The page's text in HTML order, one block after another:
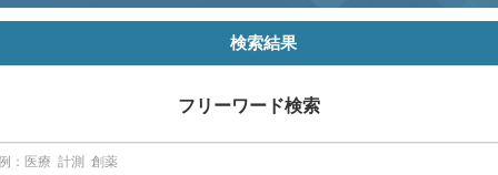
検索結果
フリーワード検索